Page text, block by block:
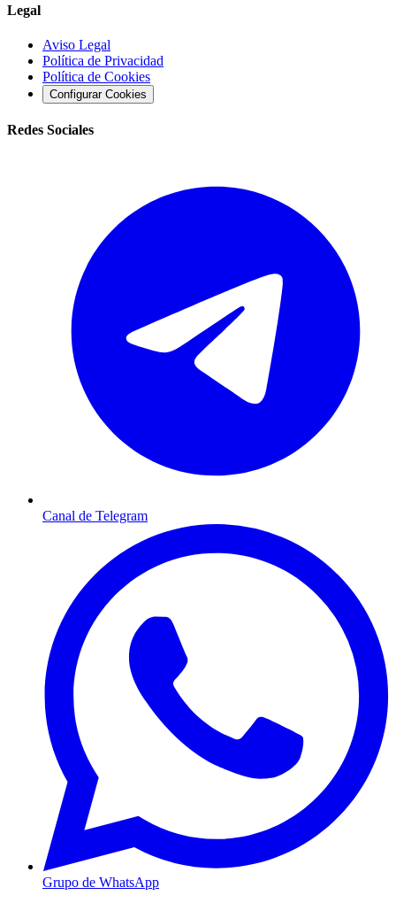
Legal
Aviso Legal
Política de Privacidad
Política de Cookies
Configurar Cookies
Redes Sociales
Canal de Telegram
Grupo de WhatsApp